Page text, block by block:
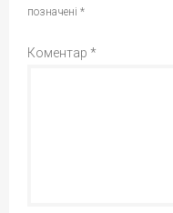
позначені *
Коментар *